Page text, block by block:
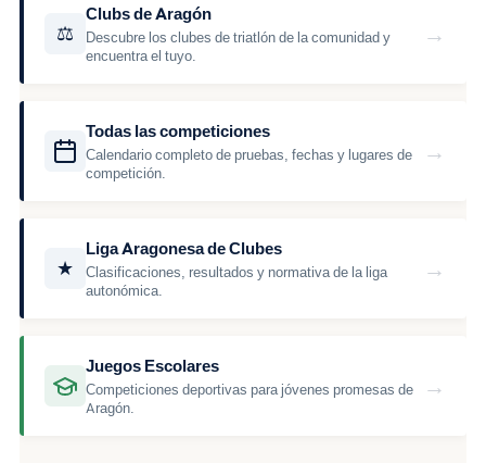
⚖
Clubs de Aragón
Descubre los clubes de triatlón de la comunidad y
encuentra el tuyo.
→
Todas las competiciones
Calendario completo de pruebas, fechas y lugares de
competición.
→
★
Liga Aragonesa de Clubes
Clasificaciones, resultados y normativa de la liga
autonómica.
→
Juegos Escolares
Competiciones deportivas para jóvenes promesas de
Aragón.
→